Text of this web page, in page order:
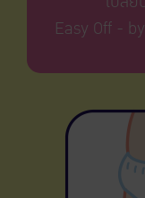
Easy Off -